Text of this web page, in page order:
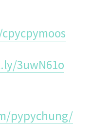
3uwN61o
pypychung/